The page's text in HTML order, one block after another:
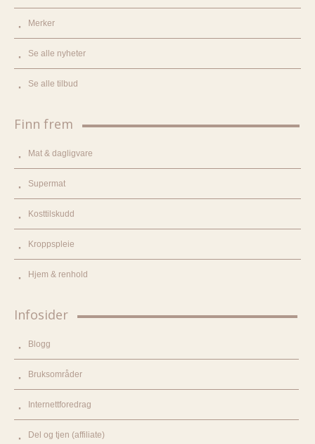
Merker
Se alle nyheter
Se alle tilbud
Finn frem
Mat & dagligvare
Supermat
Kosttilskudd
Kroppspleie
Hjem & renhold
Infosider
Blogg
Bruksområder
Internettforedrag
Del og tjen (affiliate)